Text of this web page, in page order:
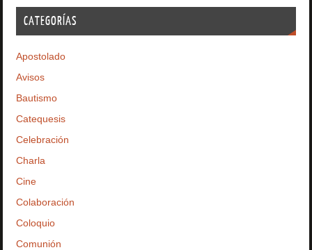
CATEGORÍAS
Apostolado
Avisos
Bautismo
Catequesis
Celebración
Charla
Cine
Colaboración
Coloquio
Comunión